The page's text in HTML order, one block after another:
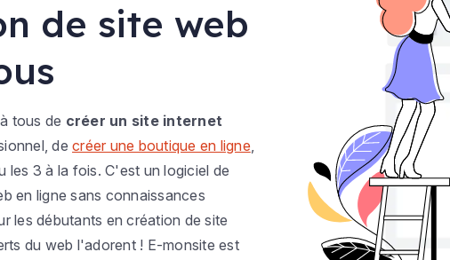
de site web
tous de créer un site internet
decréer une boutique en ligne,
les 3 à la fois. C'est un logiciel de
en ligne sans connaissances
les débutants en création de site
du web l'adorent ! E-monsite est